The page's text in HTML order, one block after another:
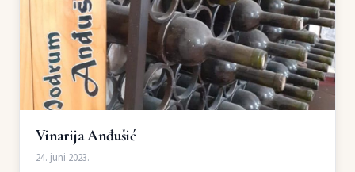
Vinarija Anđušić
24. juni 2023.